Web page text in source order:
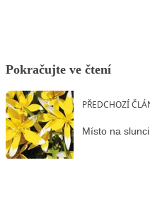
Pokračujte ve čtení
PŘEDCHOZÍ
Místo na slunci